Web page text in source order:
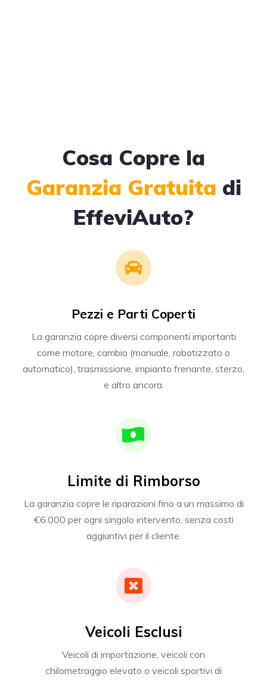
Cosa Copre la
Garanzia Gratuita di
EffeviAuto?
Pezzi e Parti Coperti
La garanzia copre diversi componenti importanti
come motore, cambio (manuale, robotizzato o
automatico), trasmissione, impianto frenante, sterzo,
e altro ancora.
Limite di Rimborso
La garanzia copre le riparazioni fino a un massimo di
€6.000 per ogni singolo intervento, senza costi
aggiuntivi per il cliente.
Veicoli Esclusi
Veicoli di importazione, veicoli con
chilometraggio elevato o veicoli sportivi di